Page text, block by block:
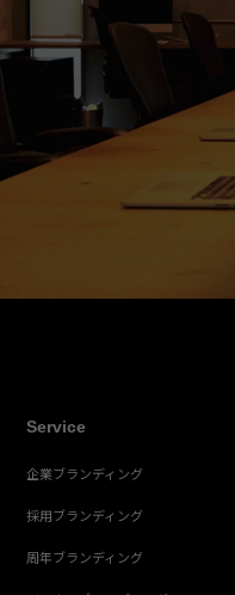
Service
企業ブランディング
採用ブランディング
周年ブランディング